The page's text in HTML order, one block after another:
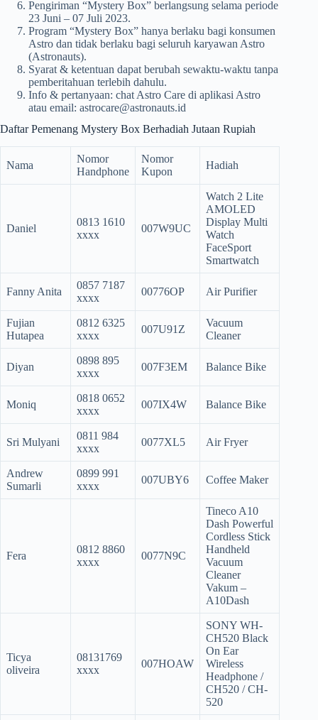
Pengiriman “Mystery Box” berlangsung selama periode
23 Juni – 07 Juli 2023.
Program “Mystery Box” hanya berlaku bagi konsumen
Astro dan tidak berlaku bagi seluruh karyawan Astro
(Astronauts).
Syarat & ketentuan dapat berubah sewaktu-waktu tanpa
pemberitahuan terlebih dahulu.
Info & pertanyaan: chat Astro Care di aplikasi Astro
atau email: astrocare@astronauts.id
Daftar Pemenang Mystery Box Berhadiah Jutaan Rupiah
Nama
Nomor
Handphone
Nomor
Kupon
Hadiah
Daniel
0813 1610
xxxx
007W9UC
Watch 2 Lite
AMOLED
Display Multi
Watch
FaceSport
Smartwatch
Fanny Anita
0857 7187
xxxx
00776OP Air Purifier
Fujian
Hutapea
0812 6325
xxxx
007U91Z
Vacuum
Cleaner
Diyan
0898 895
xxxx
007F3EM Balance Bike
Moniq
0818 0652
xxxx
007IX4W Balance Bike
Sri Mulyani
0811 984
xxxx
0077XL5 Air Fryer
Andrew
Sumarli
0899 991
xxxx
007UBY6 Coffee Maker
Fera
0812 8860
xxxx
0077N9C
Tineco A10
Dash Powerful
Cordless Stick
Handheld
Vacuum
Cleaner
Vakum –
A10Dash
Ticya
oliveira
08131769
xxxx
007HOAW
SONY WH-
CH520 Black
On Ear
Wireless
Headphone /
CH520 / CH-
520